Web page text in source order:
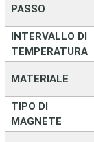
PASSO
INTERVALLO DI
TEMPERATURA
MATERIALE
TIPO DI
MAGNETE